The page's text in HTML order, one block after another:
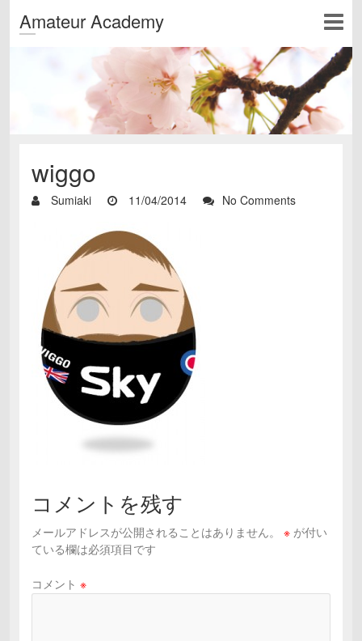
Amateur Academy
wiggo
Sumiaki 11/04/2014 No Comments
コメントを残す
メールアドレスが公開されることはありません。 ※ が付い
ている欄は必須項目です
コメント ※